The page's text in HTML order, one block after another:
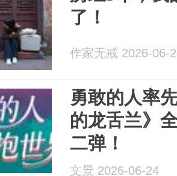
了！
作家无戒 2026-06-
勇敢的人率
的龙舌兰》
二弹！
文景 2026-06-24